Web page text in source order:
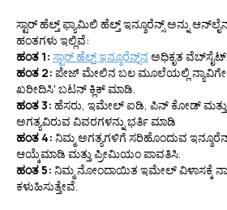
ಸ್ಟಾರ್ ಹೆಲ್ತ್ ಫ್ಯಾಮಿಲಿ ಹೆಲ್ತ್ ಇನ್ಶೂರೆನ್ಸ್ ಅನ್ನು
ಹಂತಗಳು ಇಲ್ಲಿವೆ:
ಹಂತ 1: ಸ್ಟಾರ್ ಹೆಲ್ತ್ ಇನ್ಶೂರೆನ್ಸ್‌ನ ಅಧಿಕೃತ
ಹಂತ 2: ಪೇಜ್ ಮೇಲಿನ ಬಲ ಮೂಲೆಯಲ್ಲಿ
ಖರೀದಿಸಿ' ಬಟನ್ ಕ್ಲಿಕ್ ಮಾಡಿ.
ಹಂತ 3: ಹೆಸರು, ಇಮೇಲ್ ಐಡಿ, ಪಿನ್ ಕೋಡ್
ಅಗತ್ಯವಿರುವ ವಿವರಗಳನ್ನು ಭರ್ತಿ ಮಾಡಿ
ಹಂತ 4: ನಿಮ್ಮ ಅಗತ್ಯಗಳಿಗೆ ಸರಿಹೊಂದುವ
ಆಯ್ಕೆಮಾಡಿ ಮತ್ತು ಪ್ರೀಮಿಯಂ ಪಾವತಿಸಿ.
ಹಂತ 5: ನಿಮ್ಮ ನೋಂದಾಯಿತ ಇಮೇಲ್ ವಿಳಾಸಕ್ಕೆ
ಕಳುಹಿಸುತ್ತೇವೆ.